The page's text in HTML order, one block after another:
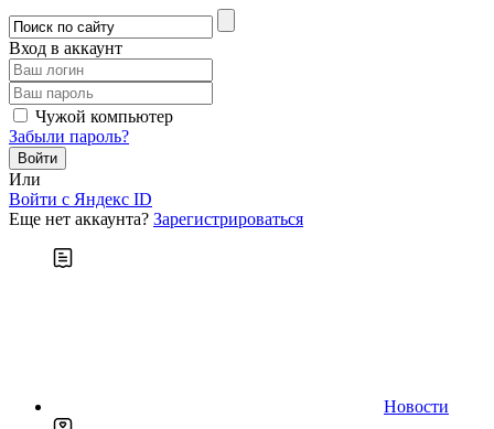
Вход в аккаунт
Чужой компьютер
Забыли пароль?
Или
Войти c Яндекс ID
Еще нет аккаунта? Зарегистрироваться
Новости